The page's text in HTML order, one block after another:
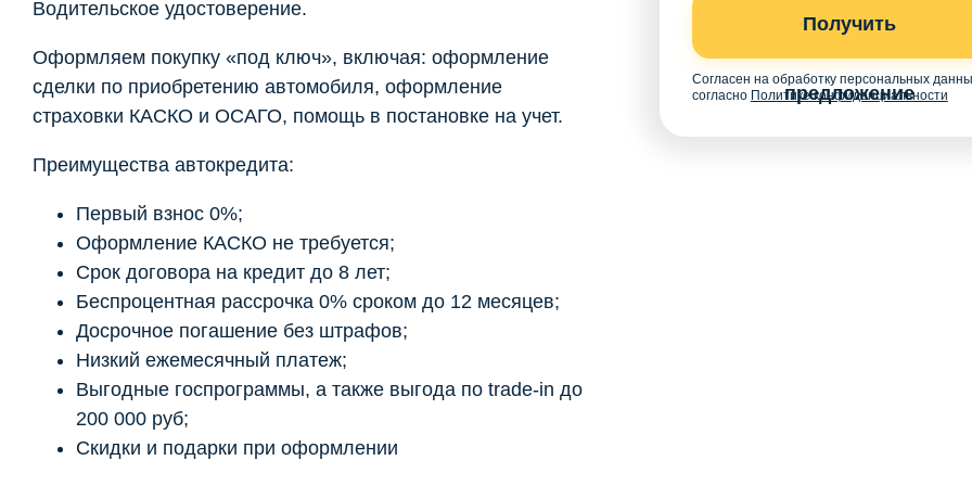
Водительское удостоверение.
Оформляем покупку «под ключ», включая: оформление
сделки по приобретению автомобиля, оформление
страховки КАСКО и ОСАГО, помощь в постановке на учет.
Преимущества автокредита:
Первый взнос 0%;
Оформление КАСКО не требуется;
Срок договора на кредит до 8 лет;
Беспроцентная рассрочка 0% сроком до 12 месяцев;
Досрочное погашение без штрафов;
Низкий ежемесячный платеж;
Выгодные госпрограммы, а также выгода по trade-in до
200 000 руб;
Скидки и подарки при оформлении
Получить
предложение
Согласен на обработку персональных
согласно Политике конфиденциальности